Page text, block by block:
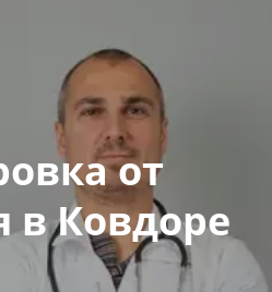
от
в Ковдоре